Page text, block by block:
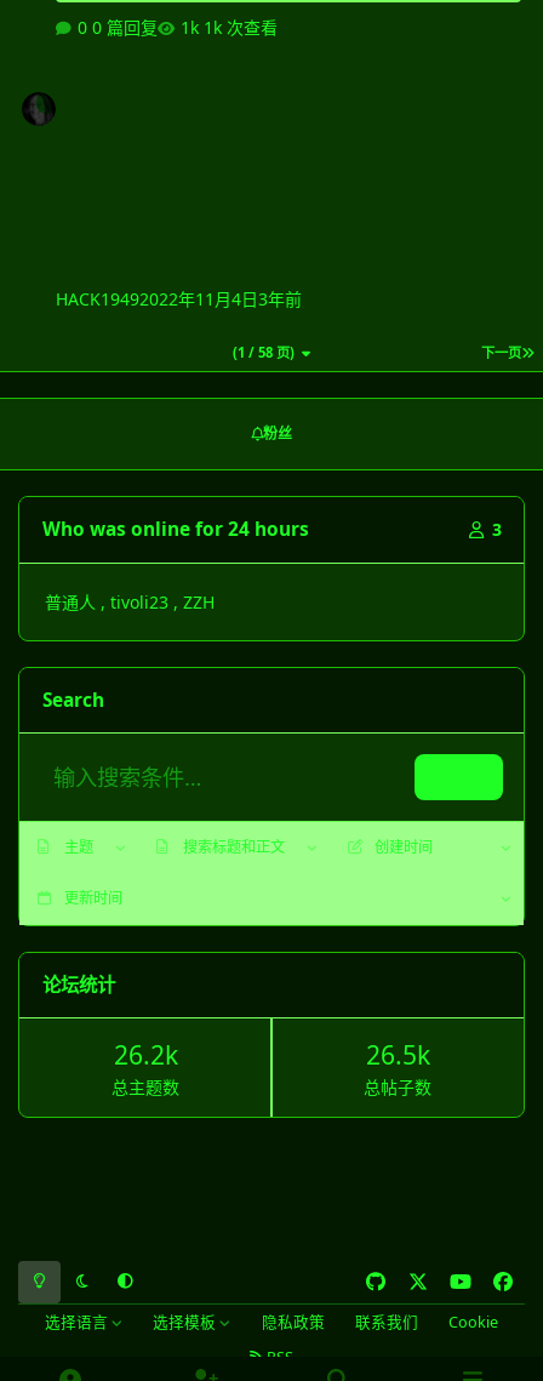
0 篇回复 1k 次查看
HACK19492022年11月4日3年前
下一页
(1 / 58 页)
粉丝
Who was online for 24 hours 3
普通人 tivoli23 ZZH
Search
论坛统计
总主题数
26.2k
总帖子数
26.5k
浅色模式黑暗模式系统偏好
g
i
t
o
u
a
c
选择语言 选择模板 隐私政策 联系我们
Cookie
RSS